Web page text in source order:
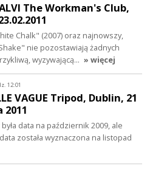
The Workman's Club,
Chalk" (2007) oraz najnowszy,
nie pozostawiają żadnych
wyzywającą… » więcej
12:01
VAGUE Tripod, Dublin, 21
data na październik 2009, ale
została wyznaczona na listopad